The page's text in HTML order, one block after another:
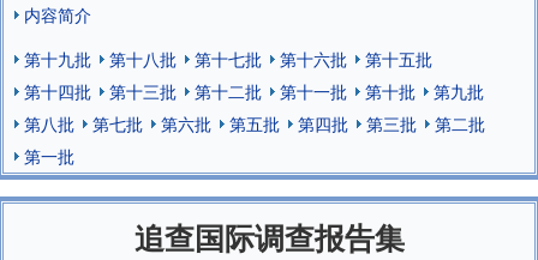
内容简介
第十九批
第十八批 第十七批 第十六批
第十五批
第十四批
第十三批 第十二批 第十一批 第十批
第九批
第八批
第七批 第六批 第五批 第四批 第三批
第二批
第一批
追查国际调查报告集